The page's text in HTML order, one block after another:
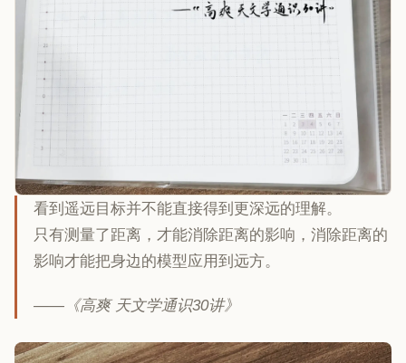
看到遥远目标并不能直接得到更深远的理解。
只有测量了距离，才能消除距离的影响，消除距离的
影响才能把身边的模型应用到远方。
——《高爽 天文学通识30讲》